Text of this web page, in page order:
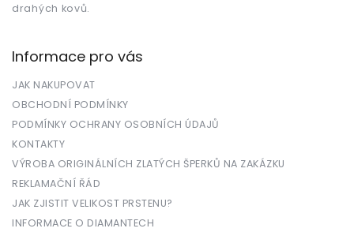
drahých kovů.
Informace pro vás
JAK NAKUPOVAT
OBCHODNÍ PODMÍNKY
PODMÍNKY OCHRANY OSOBNÍCH ÚDAJŮ
KONTAKTY
VÝROBA ORIGINÁLNÍCH ZLATÝCH ŠPERKŮ NA ZAKÁZKU
REKLAMAČNÍ ŘÁD
JAK ZJISTIT VELIKOST PRSTENU?
INFORMACE O DIAMANTECH